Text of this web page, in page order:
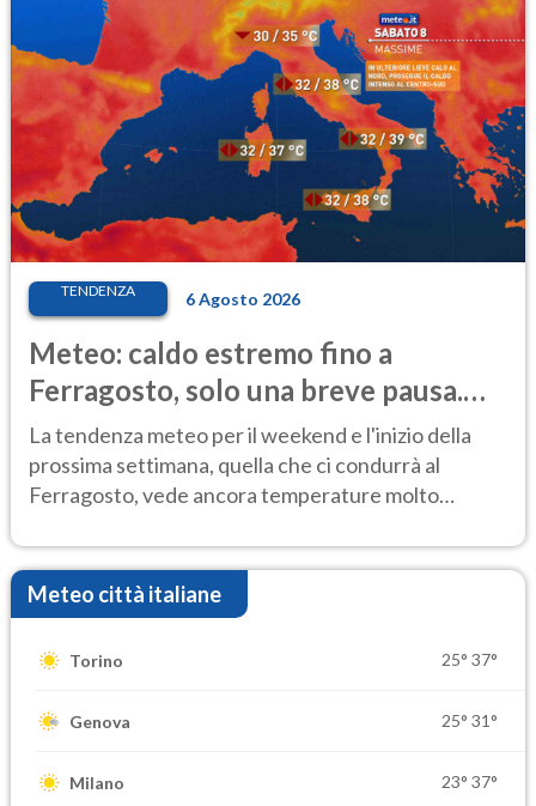
TENDENZA 6 Agosto 2026
Meteo: caldo estremo fino a
Ferragosto, solo una breve pausa.
Ecco dove
La tendenza meteo per il weekend e l'inizio della
prossima settimana, quella che ci condurrà al
Ferragosto, vede ancora temperature molto
Meteo città italiane
Torino 25° 37°
Genova 25° 31°
Milano 23° 37°